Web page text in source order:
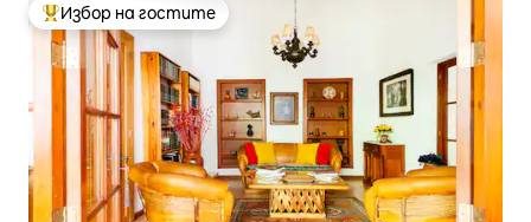
Най-популярен избор на гостите
Избор на гостите